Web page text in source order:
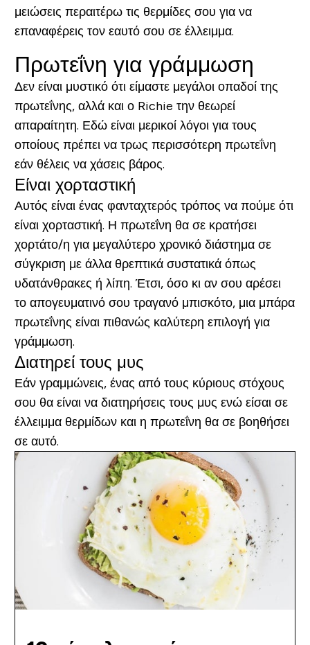
μειώσεις περαιτέρω τις θερμίδες σου για να
επαναφέρεις τον εαυτό σου σε έλλειμμα.
Πρωτεΐνη για γράμμωση
Δεν είναι μυστικό ότι είμαστε μεγάλοι οπαδοί της
πρωτεΐνης, αλλά και ο Richie την θεωρεί
απαραίτητη. Εδώ είναι μερικοί λόγοι για τους
οποίους πρέπει να τρως περισσότερη πρωτεΐνη
εάν θέλεις να χάσεις βάρος.
Είναι χορταστική
Αυτός είναι ένας φανταχτερός τρόπος να πούμε ότι
είναι χορταστική. Η πρωτεΐνη θα σε κρατήσει
χορτάτο/η για μεγαλύτερο χρονικό διάστημα σε
σύγκριση με άλλα θρεπτικά συστατικά όπως
υδατάνθρακες ή λίπη. Έτσι, όσο κι αν σου αρέσει
το απογευματινό σου τραγανό μπισκότο, μια μπάρα
πρωτεΐνης είναι πιθανώς καλύτερη επιλογή για
γράμμωση.
Διατηρεί τους μυς
Εάν γραμμώνεις, ένας από τους κύριους στόχους
σου θα είναι να διατηρήσεις τους μυς ενώ είσαι σε
έλλειμμα θερμίδων και η πρωτεΐνη θα σε βοηθήσει
σε αυτό.